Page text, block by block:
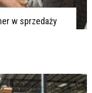
w sprzedaży